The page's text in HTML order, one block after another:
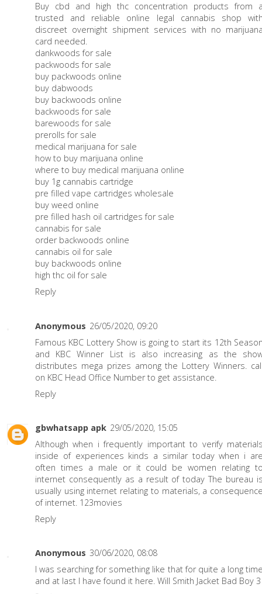
Buy cbd and high thc concentration products from
trusted and reliable online legal cannabis shop
discreet overnight shipment services with no
card needed.
dankwoods for sale
packwoods for sale
buy packwoods online
buy dabwoods
buy backwoods online
backwoods for sale
barewoods for sale
prerolls for sale
medical marijuana for sale
how to buy marijuana online
where to buy medical marijuana online
buy 1g cannabis cartridge
pre filled vape cartridges wholesale
buy weed online
pre filled hash oil cartridges for sale
cannabis for sale
order backwoods online
cannabis oil for sale
buy backwoods online
high thc oil for sale
Reply
Anonymous 26/05/2020, 09:20
Famous KBC Lottery Show is going to start its 12th
and KBC Winner List is also increasing as the
distributes mega prizes among the Lottery Winners.
on KBC Head Office Numberto get assistance.
Reply
gbwhatsapp apk 29/05/2020, 15:05
Although when i frequently important to verify
inside of experiences kinds a similar today when i
often times a male or it could be women relating
internet consequently as a result of today The bureau
usually using internet relating to materials, a
of internet. 123movies
Reply
Anonymous 30/06/2020, 08:08
I was searching for something like that for quite a long
and at last I have found it here. Will Smith Jacket Bad Boy 3